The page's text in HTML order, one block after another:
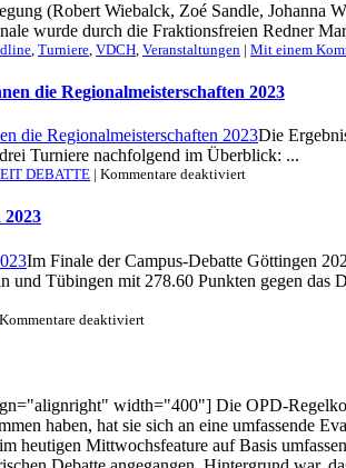
(Robert Wiebalck, Zoé Sandle, Johanna
wurde durch die Fraktionsfreien Redner
Turniere VDCH Veranstaltungen | Mit einem
die Regionalmeisterschaften 2023
Die
Turniere nachfolgend im Überblick: ...
DEBATTE | Kommentare deaktiviertfür
(Rederei)
und
Im Finale der Campus-Debatte Göttingen
Tübingen mit 278.60 Punkten gegen
Kommentare deaktiviertfür
Tübingen
gewinnt
Campus-
Debatte
width="400"] Die OPD-
haben, hat sie sich an eine umfassende
heutigen Mittwochsfeature auf Basis